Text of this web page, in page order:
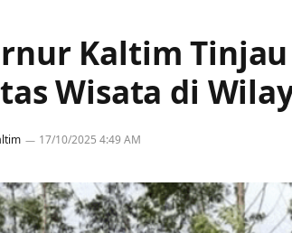
Kaltim
Wisata di
17/10/2025 4:49 AM